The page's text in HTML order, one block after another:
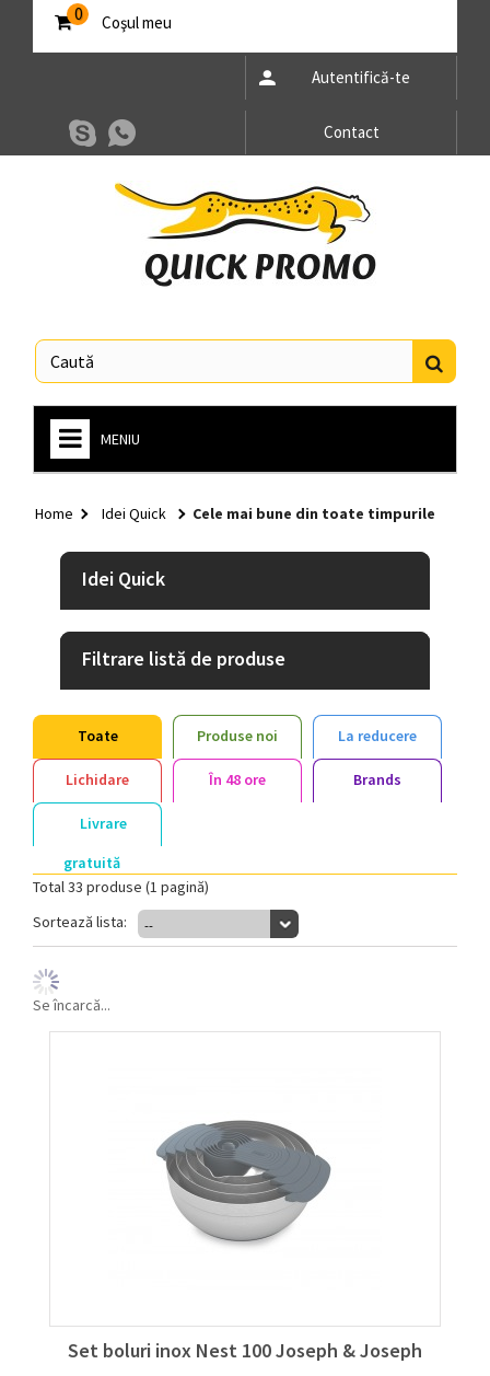
Coşul meu
0
Autentifică-te
Contact
MENIU
GENȚI ȘI RUCSACURI
GADGETURI
+
PIXURI
+
BIROU
+
CASĂ ȘI GRĂDINĂ
SISTEME DE EXPUNERE
IDEI QUICK
CRĂCIUN
Home Idei Quick Cele mai bune din toate timpurile
Idei Quick
Filtrare listă de produse
Toate Produse noi La reducere
Lichidare În 48 ore Brands
Livrare
gratuită
Total 33 produse (1 pagină)
Sortează lista:
Se încarcă...
Set boluri inox Nest 100 Joseph & Joseph